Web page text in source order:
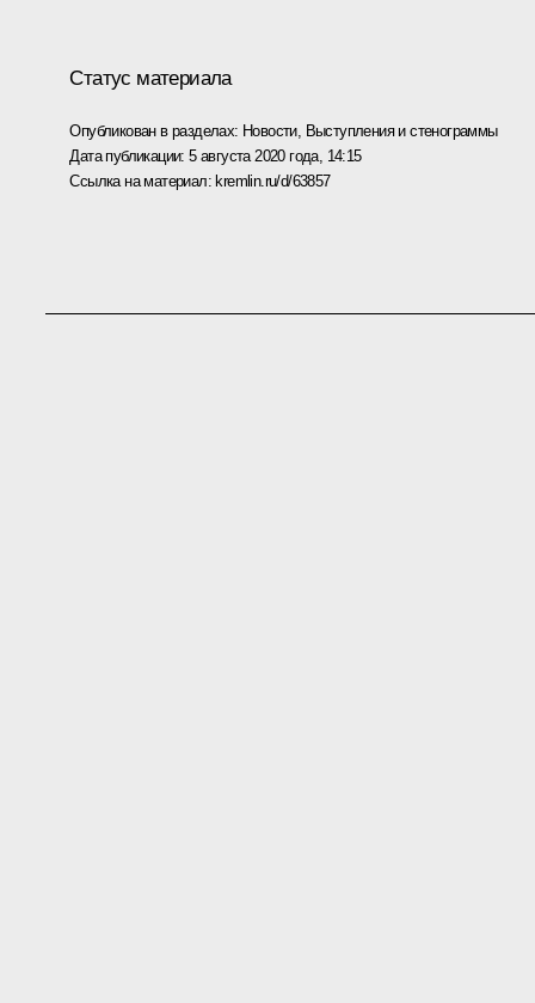
Статус материала
Опубликован в разделах: Новости, Выступления и стенограммы
Дата публикации:5 августа 2020 года, 14:15
Ссылка на материал: kremlin.ru/d/63857